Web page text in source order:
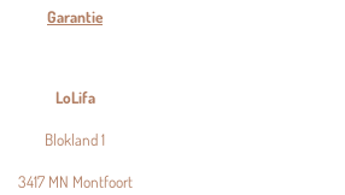
Garantie
LoLifa
Blokland 1
3417 MN Montfoort